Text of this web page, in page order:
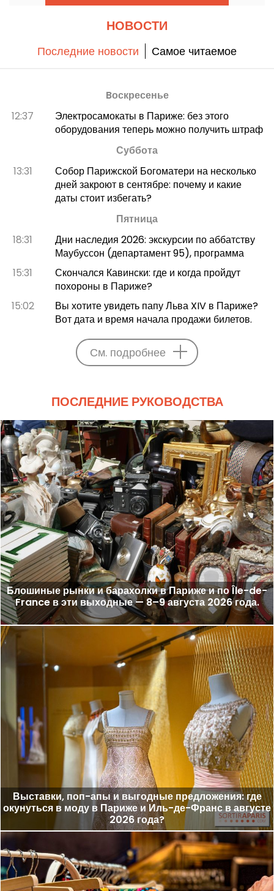
НОВОСТИ
Последние новости Самое читаемое
Bоскресенье
12:37
Электросамокаты в Париже: без этого
оборудования теперь можно получить штраф
Суббота
13:31
Собор Парижской Богоматери на несколько
дней закроют в сентябре: почему и какие
даты стоит избегать?
Пятница
18:31
Дни наследия 2026: экскурсии по аббатству
Маубуссон (департамент 95), программа
15:31
Скончался Кавински: где и когда пройдут
похороны в Париже?
15:02
Вы хотите увидеть папу Льва XIV в Париже?
Вот дата и время начала продажи билетов.
См. подробнее
ПОСЛЕДНИЕ РУКОВОДСТВА
Блошиные рынки и барахолки в Париже и по Île-de-
France в эти выходные — 8–9 августа 2026 года.
Выставки, поп-апы и выгодные предложения: где
окунуться в моду в Париже и Иль-де-Франс в августе
2026 года?